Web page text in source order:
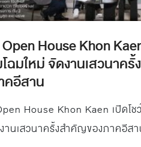
House Khon
โฉมใหม่ จัดงานเสวนาค
คอีสาน
House Khon Kaen เปิดโช
านเสวนาครั้งสำคัญของภาคอีส